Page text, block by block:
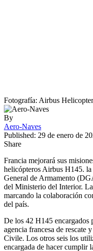
Fotografía: Airbus
By
Aero-Naves
Published: 29 de enero de
Share
Francia mejorará sus
helicópteros Airbus H145.
General de Armamento
del Ministerio del Interior.
marcando la colaboración
del país.
De los 42 H145 encargados
agencia francesa de rescate
Civile. Los otros seis los
encargada de hacer cumplir